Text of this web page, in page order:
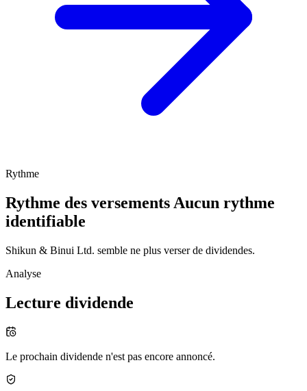
Rythme
Rythme des versements Aucun rythme
identifiable
Shikun & Binui Ltd. semble ne plus verser de dividendes.
Analyse
Lecture dividende
Le prochain dividende n'est pas encore annoncé.